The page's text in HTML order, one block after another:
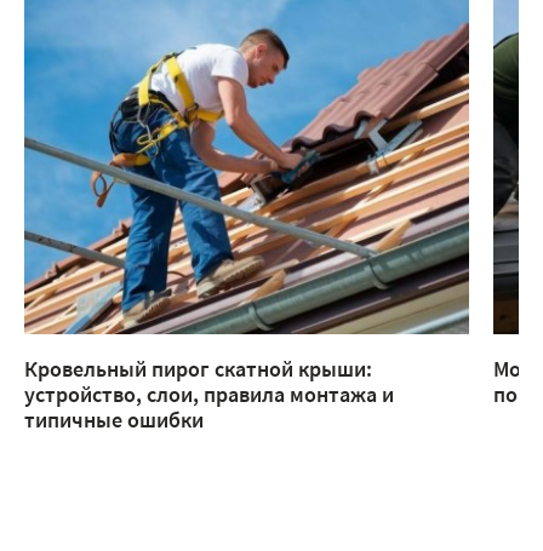
Кровельный пирог скатной крыши:
устройство, слои, правила монтажа и
типичные ошибки